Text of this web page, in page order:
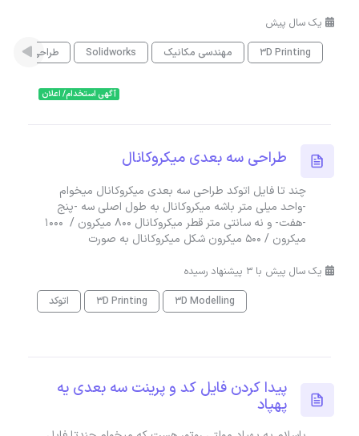
یک سال پیش
3D Printing
مهندسی مکانیک Solidworks طراحی
آگهی استخدام/ اعلان
طراحی سه بعدی میکروکانال
چند تا فایل اتوکد طراحی سه بعدی میکروکانال میخوام
-واحد میلی متر باشه میکروکانال به طول اصلی سه -پنج
-هفت- و نه سانتی متر قطر میکروکانال 800 میکرون / 1000
میکرون / 500 میکرون شکل میکروکانال به صورت
یک سال پیش با 3 پیشنهاد رسیده
3D Modelling
3D Printing اتوکد
پیدا کردن فایل کد و پرینت سه بعدی یه
پهپاد